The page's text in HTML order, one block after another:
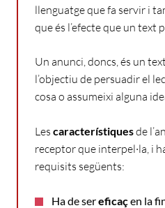
llenguatge que fa servir i
que és l’efecte que un text
Un anunci, doncs, és un
l’objectiu de persuadir el
cosa o assumeixi alguna
Les característiquesde
receptor que interpel·la, i
requisits següents:
Ha de sereficaçen la